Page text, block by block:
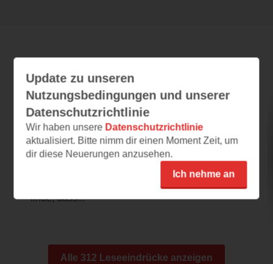
The Secret Identity of a Broken Girl
03.08.2026 – 22:21
Herzklopfen
Das orange Cover ist mir ins Auge gefallen.
Ich liebe diese warmen Herbstfarben und
finde, dass...
Alle 312 Leseeindrücke anzeigen
Update zu unseren
Nutzungsbedingungen und unserer
Datenschutzrichtlinie
Wir haben unsere Datenschutzrichtlinie
aktualisiert. Bitte nimm dir einen Moment Zeit, um
dir diese Neuerungen anzusehen.
Ich nehme an